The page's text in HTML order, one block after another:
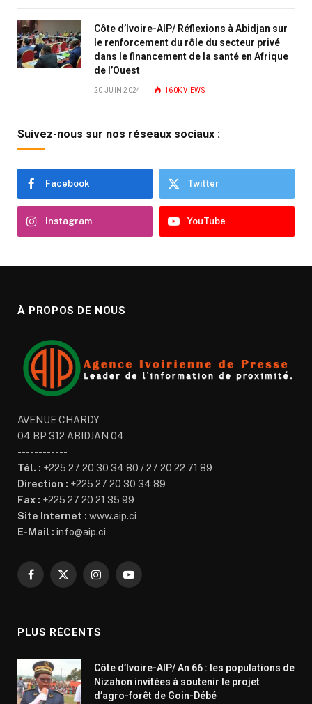
Côte d’Ivoire-AIP/ Réflexions à Abidjan sur
le renforcement du rôle du secteur privé
dans le financement de la santé en Afrique
de l’Ouest
20 JUIN 2024 160KVIEWS
Suivez-nous sur nos réseaux sociaux :
Facebook Twitter
Instagram YouTube
À PROPOS DE NOUS
AVENUE CHARDY
04 BP 312 ABIDJAN 04
------------
Tél. : +225 27 20 30 34 80 / 27 20 22 71 89
Direction : +225 27 20 30 34 89
Fax : +225 27 20 21 35 99
Site Internet : www.aip.ci
E-Mail : info@aip.ci
Facebook
X
InstagramYouTube
PLUS RÉCENTS
Côte d’Ivoire-AIP/ An 66 : les populations de
Nizahon invitées à soutenir le projet
d’agro-forêt de Goin-Débé